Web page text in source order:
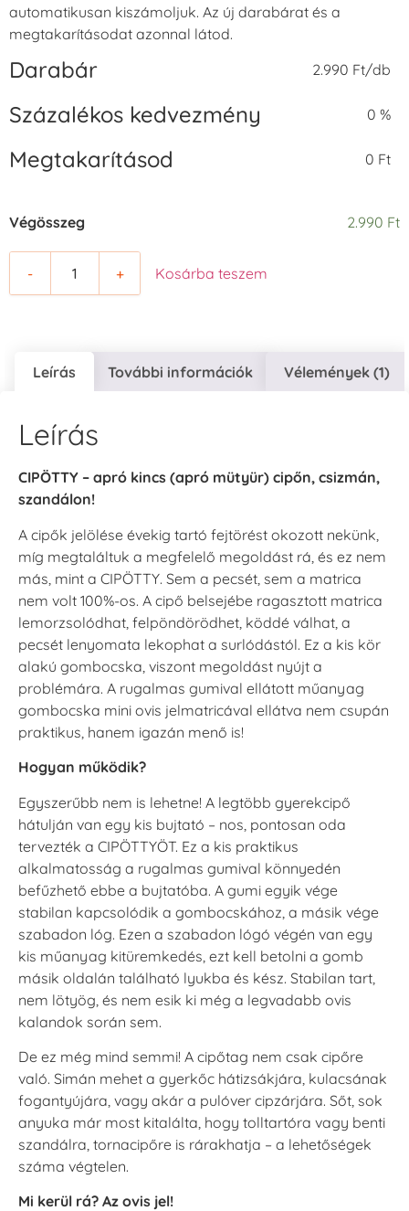
automatikusan kiszámoljuk. Az új darabárat és a
megtakarításodat azonnal látod.
Darabár 2.990 Ft/db
Százalékos kedvezmény 0 %
Megtakarításod 0 Ft
Végösszeg 2.990 Ft
- + Kosárba teszem
Leírás További információk Vélemények (1)
Leírás
CIPÖTTY – apró kincs (apró mütyür) cipőn, csizmán,
szandálon!
A cipők jelölése évekig tartó fejtörést okozott nekünk,
míg megtaláltuk a megfelelő megoldást rá, és ez nem
más, mint a CIPÖTTY. Sem a pecsét, sem a matrica
nem volt 100%-os. A cipő belsejébe ragasztott matrica
lemorzsolódhat, felpöndörödhet, köddé válhat, a
pecsét lenyomata lekophat a surlódástól. Ez a kis kör
alakú gombocska, viszont megoldást nyújt a
problémára. A rugalmas gumival ellátott műanyag
gombocska mini ovis jelmatricával ellátva nem csupán
praktikus, hanem igazán menő is!
Hogyan működik?
Egyszerűbb nem is lehetne! A legtöbb gyerekcipő
hátulján van egy kis bujtató – nos, pontosan oda
tervezték a CIPÖTTYÖT. Ez a kis praktikus
alkalmatosság a rugalmas gumival könnyedén
befűzhető ebbe a bujtatóba. A gumi egyik vége
stabilan kapcsolódik a gombocskához, a másik vége
szabadon lóg. Ezen a szabadon lógó végén van egy
kis műanyag kitüremkedés, ezt kell betolni a gomb
másik oldalán található lyukba és kész. Stabilan tart,
nem lötyög, és nem esik ki még a legvadabb ovis
kalandok során sem.
De ez még mind semmi! A cipőtag nem csak cipőre
való. Simán mehet a gyerkőc hátizsákjára, kulacsának
fogantyújára, vagy akár a pulóver cipzárjára. Sőt, sok
anyuka már most kitalálta, hogy tolltartóra vagy benti
szandálra, tornacipőre is rárakhatja – a lehetőségek
száma végtelen.
Mi kerül rá? Az ovis jel!